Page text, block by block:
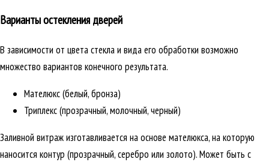
Варианты остекления дверей
В зависимости от цвета стекла и вида его обработки возможно
множество вариантов конечного результата.
Мателюкс (белый, бронза)
Триплекс (прозрачный, молочный, черный)
Заливной витраж изготавливается на основе мателюкса, на которую
наносится контур (прозрачный, серебро или золото). Может быть с